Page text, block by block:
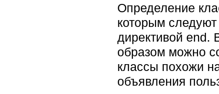
Определение
которым
директивой end.
образом можно
классы похожи
объявления